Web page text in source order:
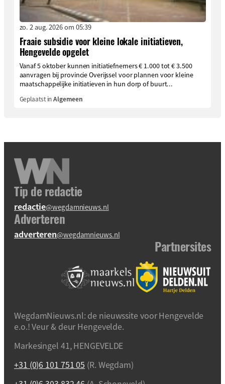
zo. 2 aug. 2026 om 05:39
Fraaie subsidie voor kleine lokale initiatieven,
Hengevelde opgelet
Vanaf 5 oktober kunnen initiatiefnemers € 1.000 tot € 3.500
aanvragen bij provincie Overijssel voor plannen voor kleine
maatschappelijke initiatieven in hun dorp of buurt...
Geplaatst inAlgemeen
Tip de redactie
redactie@wegdamnieuws.nl
Adverteren
adverteren@wegdamnieuws.nl
Partnersites
WegdamNieuws.nl: de nieuwssite voor Hengevelde
e.o.! Veur & deur Hengevelde.
Markesingel 41, HENGEVELDE
+31 (0)6 101 751 05 (R. Wegdam)